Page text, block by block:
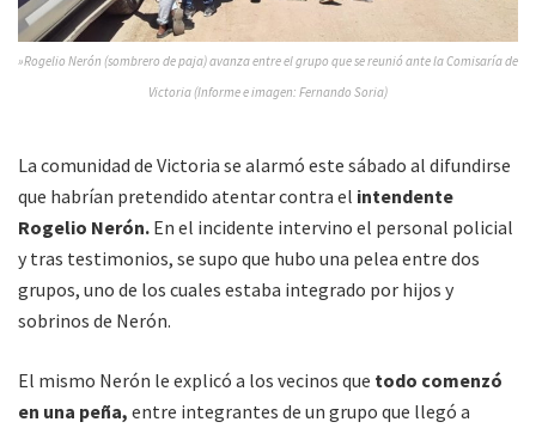
»Rogelio Nerón (sombrero de paja) avanza entre el grupo que se reunió ante la Comisaría de
Victoria (Informe e imagen: Fernando Soria)
La comunidad de Victoria se alarmó este sábado al difundirse
que habrían pretendido atentar contra el intendente
Rogelio Nerón. En el incidente intervino el personal policial
y tras testimonios, se supo que hubo una pelea entre dos
grupos, uno de los cuales estaba integrado por hijos y
sobrinos de Nerón.
El mismo Nerón le explicó a los vecinos que todo comenzó
en una peña, entre integrantes de un grupo que llegó a